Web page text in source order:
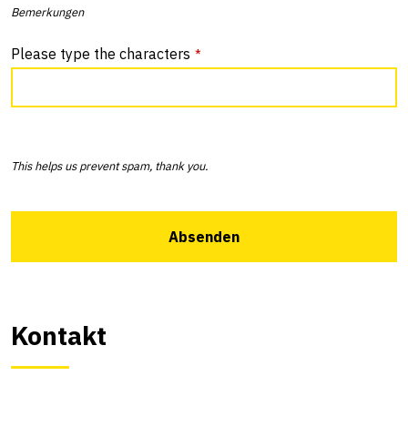
Bemerkungen
Please type the characters *
This helps us prevent spam, thank you.
Absenden
Kontakt